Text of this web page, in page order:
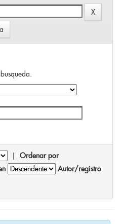
| Ordenar por
Autor/registro